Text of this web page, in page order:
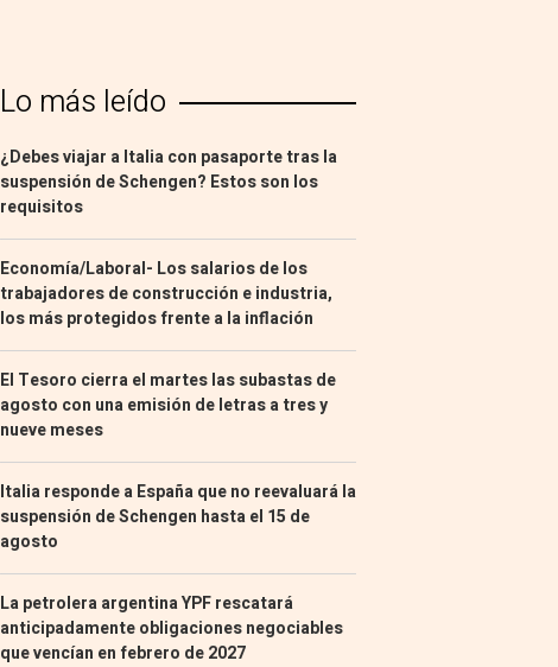
Lo más leído
¿Debes viajar a Italia con pasaporte tras la
suspensión de Schengen? Estos son los
requisitos
Economía/Laboral- Los salarios de los
trabajadores de construcción e industria,
los más protegidos frente a la inflación
El Tesoro cierra el martes las subastas de
agosto con una emisión de letras a tres y
nueve meses
Italia responde a España que no reevaluará la
suspensión de Schengen hasta el 15 de
agosto
La petrolera argentina YPF rescatará
anticipadamente obligaciones negociables
que vencían en febrero de 2027